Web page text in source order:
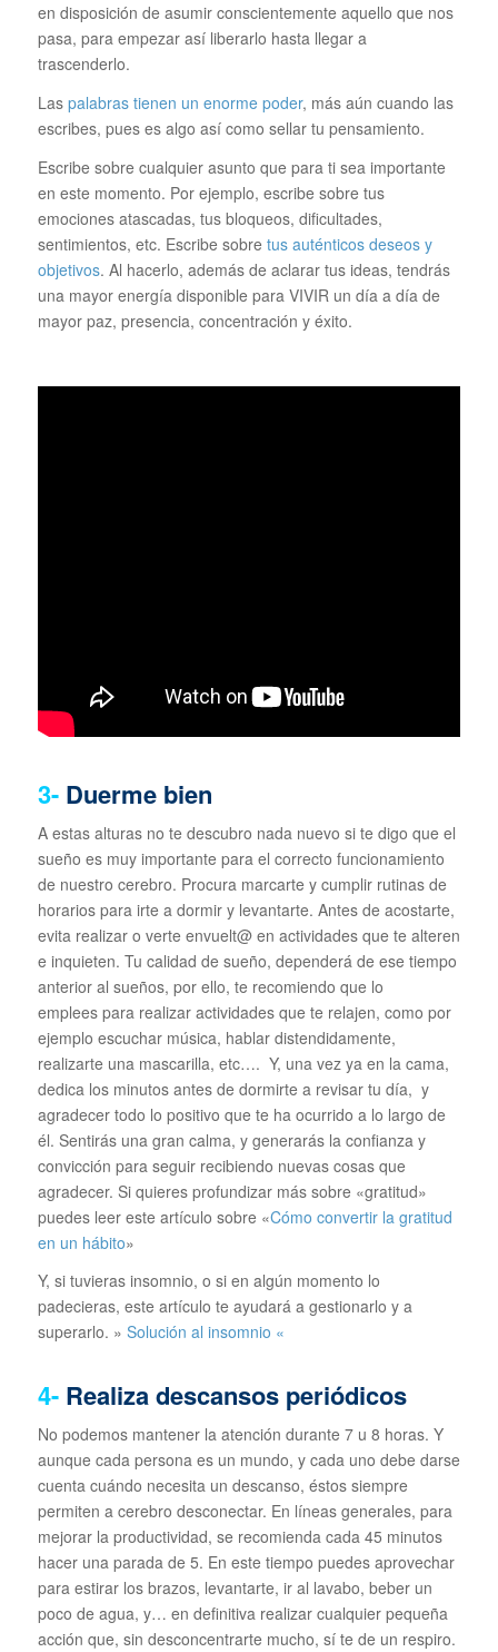
en disposición de asumir conscientemente aquello que nos
pasa, para empezar así liberarlo hasta llegar a
trascenderlo.
Las palabras tienen un enorme poder, más aún cuando las
escribes, pues es algo así como sellar tu pensamiento.
Escribe sobre cualquier asunto que para ti sea importante
en este momento. Por ejemplo, escribe sobre tus
emociones atascadas, tus bloqueos, dificultades,
sentimientos, etc. Escribe sobre tus auténticos deseos y
objetivos. Al hacerlo, además de aclarar tus ideas, tendrás
una mayor energía disponible para VIVIR un día a día de
mayor paz, presencia, concentración y éxito.
3- Duerme bien
A estas alturas no te descubro nada nuevo si te digo que el
sueño es muy importante para el correcto funcionamiento
de nuestro cerebro. Procura marcarte y cumplir rutinas de
horarios para irte a dormir y levantarte. Antes de acostarte,
evita realizar o verte envuelt@ en actividades que te alteren
e inquieten. Tu calidad de sueño, dependerá de ese tiempo
anterior al sueños, por ello, te recomiendo que lo
emplees para realizar actividades que te relajen, como por
ejemplo escuchar música, hablar distendidamente,
realizarte una mascarilla, etc…. Y, una vez ya en la cama,
dedica los minutos antes de dormirte a revisar tu día, y
agradecer todo lo positivo que te ha ocurrido a lo largo de
él. Sentirás una gran calma, y generarás la confianza y
convicción para seguir recibiendo nuevas cosas que
agradecer. Si quieres profundizar más sobre «gratitud»
puedes leer este artículo sobre «Cómo convertir la gratitud
en un hábito»
Y, si tuvieras insomnio, o si en algún momento lo
padecieras, este artículo te ayudará a gestionarlo y a
superarlo. » Solución al insomnio «
4- Realiza descansos periódicos
No podemos mantener la atención durante 7 u 8 horas. Y
aunque cada persona es un mundo, y cada uno debe darse
cuenta cuándo necesita un descanso, éstos siempre
permiten a cerebro desconectar. En líneas generales, para
mejorar la productividad, se recomienda cada 45 minutos
hacer una parada de 5. En este tiempo puedes aprovechar
para estirar los brazos, levantarte, ir al lavabo, beber un
poco de agua, y… en definitiva realizar cualquier pequeña
acción que, sin desconcentrarte mucho, sí te de un respiro.